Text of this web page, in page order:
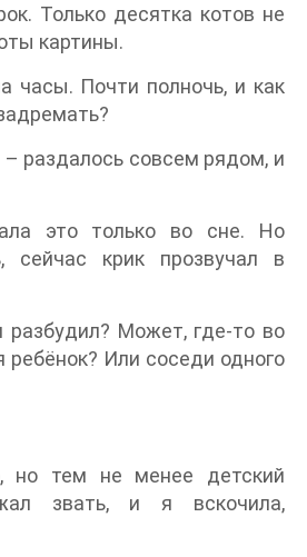
Только десятка котов не
картины.
часы. Почти полночь, и как
раздалось совсем рядом, и
это только во сне. Но
сейчас крик прозвучал в
Может, где-то во
ребёнок? Или соседи одного
но тем не менее детский
звать, и я вскочила,